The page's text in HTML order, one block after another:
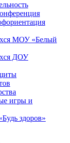
МОУ «Белый
ДОУ
игры и
здоров»